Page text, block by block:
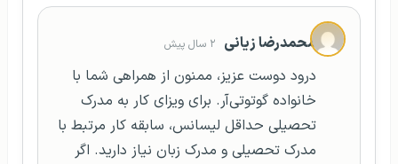
محمدرضا زیانی ۲ سال پیش
درود دوست عزیز، ممنون از همراهی شما با
خانواده گوتوتی‌آر. برای ویزای کار به مدرک
تحصیلی حداقل لیسانس، سابقه کار مرتبط با
مدرک تحصیلی و مدرک زبان نیاز دارید. اگر